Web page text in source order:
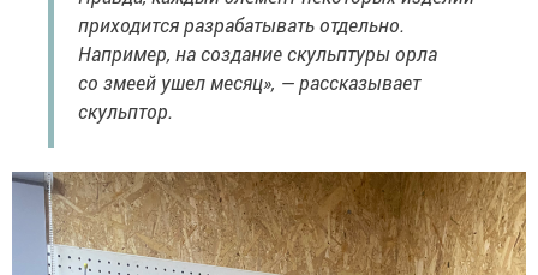
приходится разрабатывать отдельно.
Например, на создание скульптуры орла
со змеей ушел месяц», — рассказывает
скульптор.